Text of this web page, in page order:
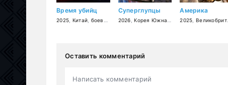
Время убийц
2025 Китай боевик драма, военный,история
Суперглупцы
2026 ,Корея Южная фантастика,комедия
Америка
2025 Великобритания
Оставить комментарий
Написать комментарий